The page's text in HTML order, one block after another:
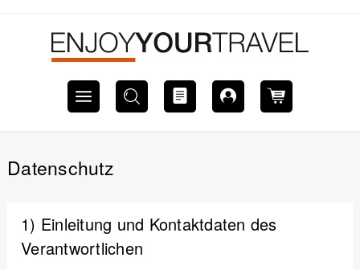
Datenschutz
1) Einleitung und Kontaktdaten des
Verantwortlichen